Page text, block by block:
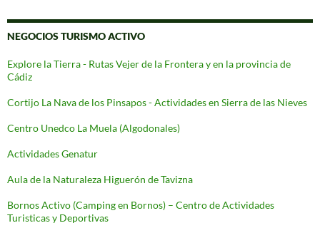
NEGOCIOS TURISMO ACTIVO
Explore la Tierra - Rutas Vejer de la Frontera y en la provincia de
Cádiz
Cortijo La Nava de los Pinsapos - Actividades en Sierra de las Nieves
Centro Unedco La Muela (Algodonales)
Actividades Genatur
Aula de la Naturaleza Higuerón de Tavizna
Bornos Activo (Camping en Bornos) – Centro de Actividades
Turisticas y Deportivas